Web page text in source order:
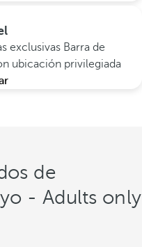
exclusivas Barra de
ubicación privilegiada
de
- Adults only